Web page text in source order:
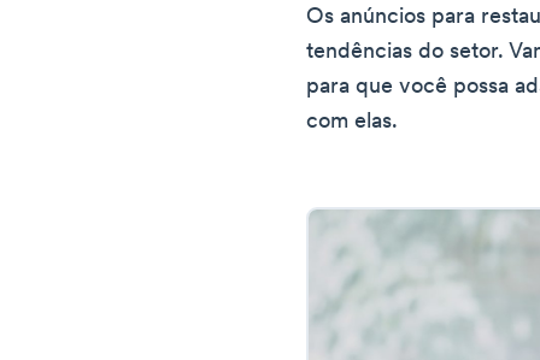
Os anúncios para
tendências do setor.
para que você possa
com elas.